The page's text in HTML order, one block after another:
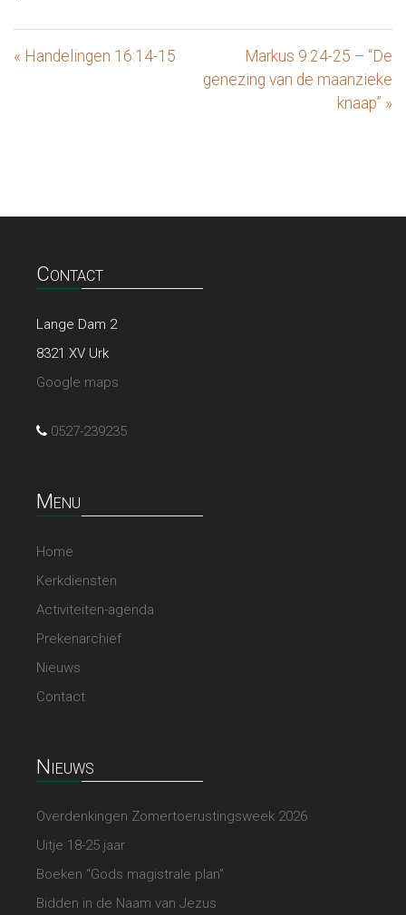
« Handelingen 16:14-15
Markus 9:24-25 – “De
genezing van de maanzieke
knaap” »
Contact
Lange Dam 2
8321 XV Urk
Google maps
0527-239235
Menu
Home
Kerkdiensten
Activiteiten-agenda
Prekenarchief
Nieuws
Contact
Nieuws
Overdenkingen Zomertoerustingsweek 2026
Uitje 18-25 jaar
Boeken “Gods magistrale plan”
Bidden in de Naam van Jezus